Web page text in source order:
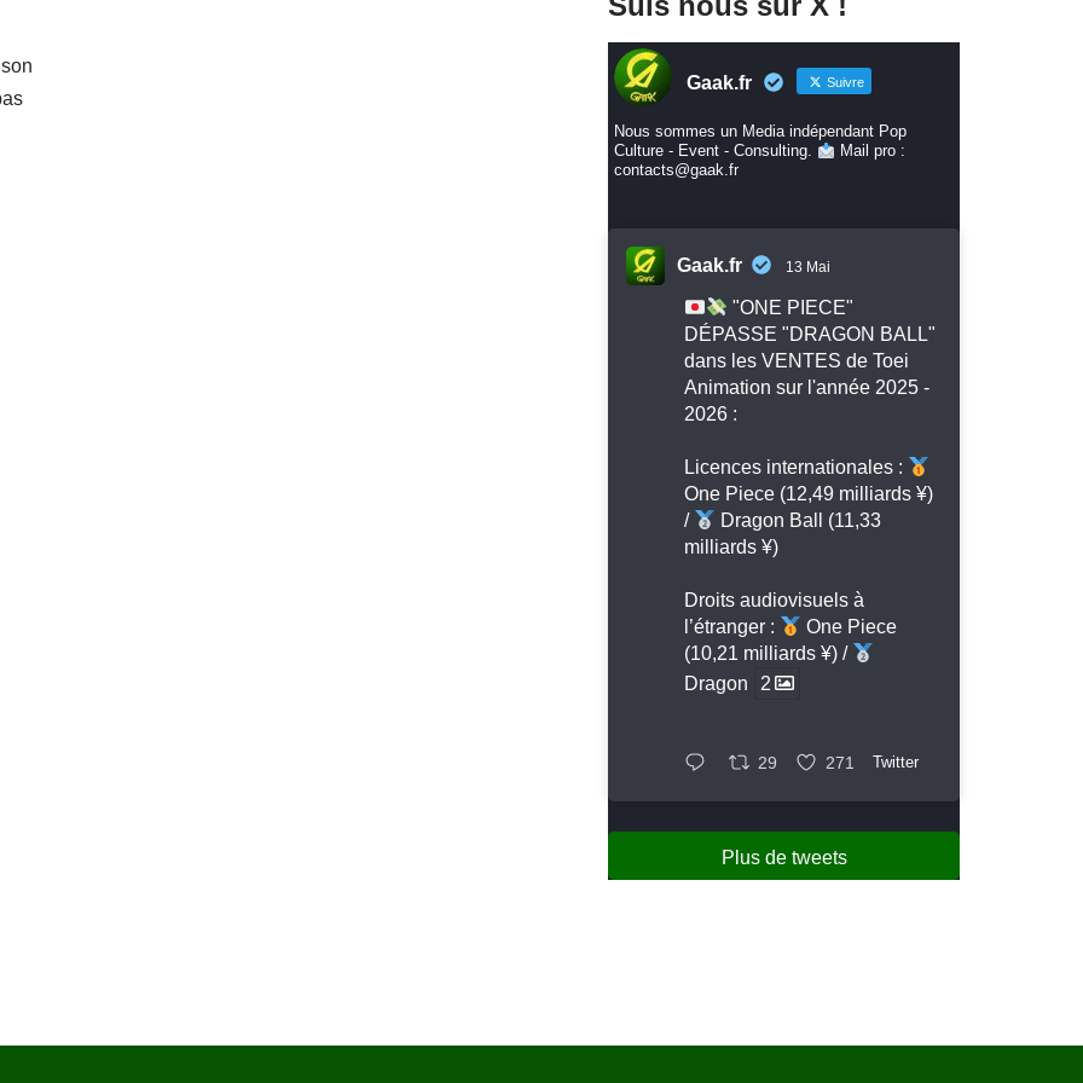
Gaak.fr Suivre
Nous sommes un Media indépendant Pop
Culture - Event - Consulting.
Mail pro :
contacts@gaak.fr
Gaak.fr 13 Mai
"ONE PIECE"
DÉPASSE "DRAGON BALL"
dans les VENTES de Toei
Animation sur l'année 2025 -
2026 :
Licences internationales :
One Piece (12,49 milliards ¥)
/
Dragon Ball (11,33
milliards ¥)
Droits audiovisuels à
l’étranger :
One Piece
(10,21 milliards ¥) /
Dragon
2
29 271 Twitter
Plus de tweets